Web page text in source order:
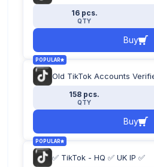
16 pcs.
QTY
Buy
POPULAR
Old TikTok Accounts
158 pcs.
QTY
Buy
POPULAR
✅ TikTok - HQ ✅ UK IP ✅